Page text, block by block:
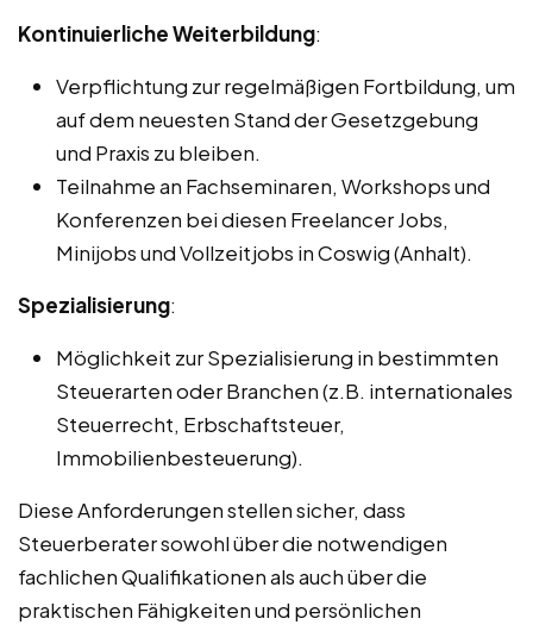
Kontinuierliche Weiterbildung:
Verpflichtung zur regelmäßigen Fortbildung, um
auf dem neuesten Stand der Gesetzgebung
und Praxis zu bleiben.
Teilnahme an Fachseminaren, Workshops und
Konferenzen bei diesen Freelancer Jobs,
Minijobs und Vollzeitjobs in Coswig (Anhalt).
Spezialisierung:
Möglichkeit zur Spezialisierung in bestimmten
Steuerarten oder Branchen (z.B. internationales
Steuerrecht, Erbschaftsteuer,
Immobilienbesteuerung).
Diese Anforderungen stellen sicher, dass
Steuerberater sowohl über die notwendigen
fachlichen Qualifikationen als auch über die
praktischen Fähigkeiten und persönlichen